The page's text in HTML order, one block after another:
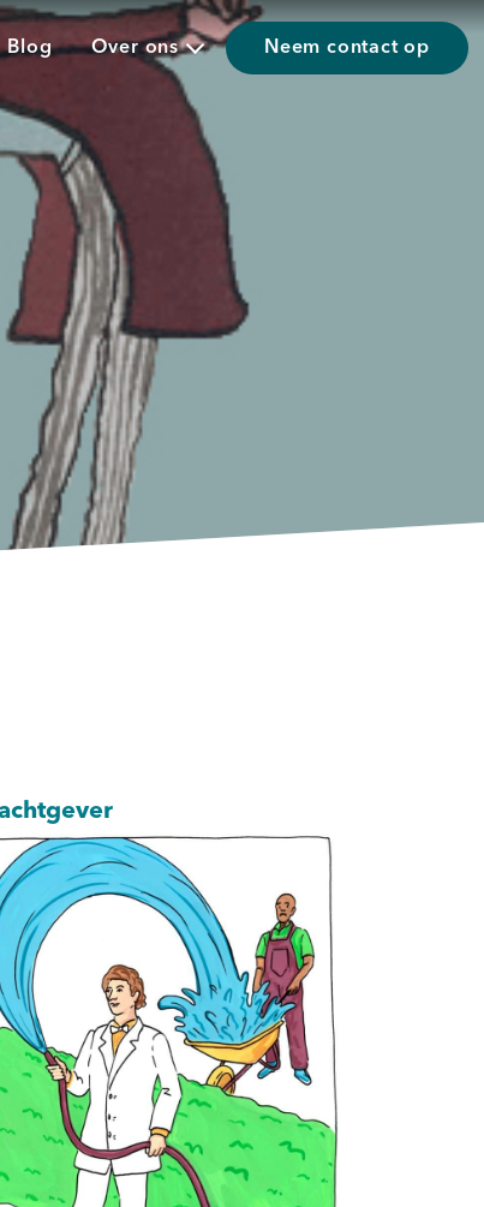
Blog Over ons Neem contact op